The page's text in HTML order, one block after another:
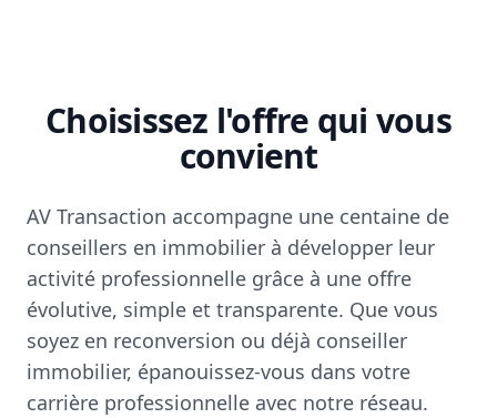
Choisissez l'offre qui vous
convient
AV Transaction accompagne une centaine de
conseillers en immobilier à développer leur
activité professionnelle grâce à une offre
évolutive, simple et transparente. Que vous
soyez en reconversion ou déjà conseiller
immobilier, épanouissez-vous dans votre
carrière professionnelle avec notre réseau.